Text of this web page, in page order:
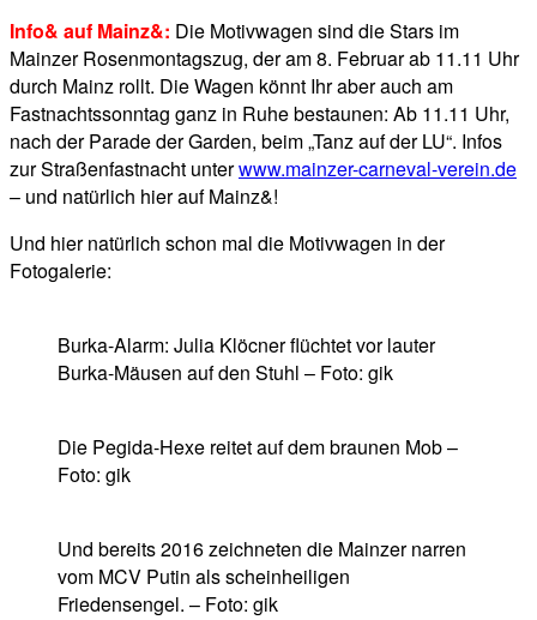
Info& auf Mainz&: Die Motivwagen sind die Stars im
Mainzer Rosenmontagszug, der am 8. Februar ab 11.11 Uhr
durch Mainz rollt. Die Wagen könnt Ihr aber auch am
Fastnachtssonntag ganz in Ruhe bestaunen: Ab 11.11 Uhr,
nach der Parade der Garden, beim „Tanz auf der LU“. Infos
zur Straßenfastnacht unterwww.mainzer-carneval-verein.de
– und natürlich hier auf Mainz&!
Und hier natürlich schon mal die Motivwagen in der
Fotogalerie:
Burka-Alarm: Julia Klöcner flüchtet vor lauter
Burka-Mäusen auf den Stuhl – Foto: gik
Die Pegida-Hexe reitet auf dem braunen Mob –
Foto: gik
Und bereits 2016 zeichneten die Mainzer narren
vom MCV Putin als scheinheiligen
Friedensengel. – Foto: gik